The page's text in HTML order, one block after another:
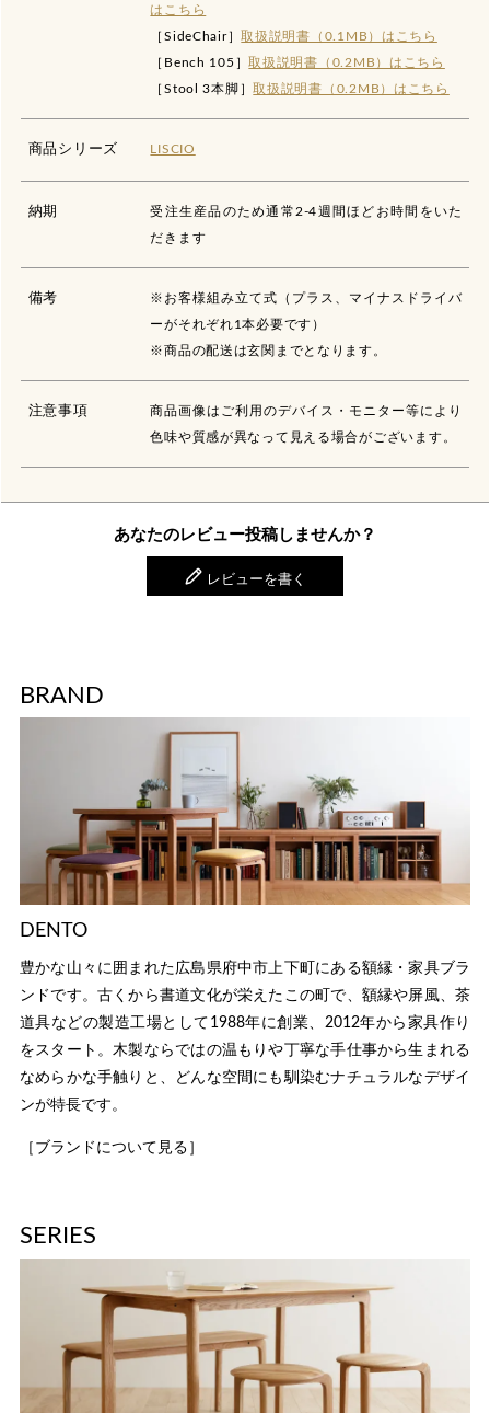
はこちら
［SideChair］取扱説明書（0.1MB）はこちら
［Bench 105］取扱説明書（0.2MB）はこちら
［Stool 3本脚］取扱説明書（0.2MB）はこちら
商品シリーズ LISCIO
納期
受注生産品のため通常2-4週間ほどお時間をいた
だきます
備考
※お客様組み立て式（プラス、マイナスドライバ
ーがそれぞれ1本必要です）
※商品の配送は玄関までとなります。
注意事項
商品画像はご利用のデバイス・モニター等により
色味や質感が異なって見える場合がございます。
あなたのレビュー投稿しませんか？
レビューを書く
BRAND
DENTO
豊かな山々に囲まれた広島県府中市上下町にある額縁・家具ブラ
ンドです。古くから書道文化が栄えたこの町で、額縁や屏風、茶
道具などの製造工場として1988年に創業、2012年から家具作り
をスタート。木製ならではの温もりや丁寧な手仕事から生まれる
なめらかな手触りと、どんな空間にも馴染むナチュラルなデザイ
ンが特長です。
［ブランドについて見る］
SERIES